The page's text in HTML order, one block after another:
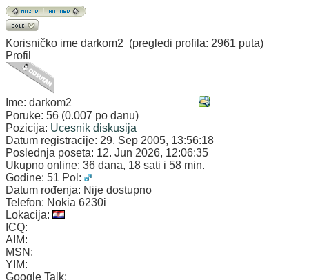
Korisničko ime darkom2 (pregledi profila: 2961 puta)
Profil
Ime: darkom2
Poruke: 56 (0.007 po danu)
Pozicija: Ucesnik diskusija
Datum registracije: 29. Sep 2005, 13:56:18
Poslednja poseta: 12. Jun 2026, 12:06:35
Ukupno online: 36 dana, 18 sati i 58 min.
Godine: 51 Pol:
Datum rođenja: Nije dostupno
Telefon: Nokia 6230i
Lokacija:
ICQ:
AIM:
MSN:
YIM:
Google Talk: